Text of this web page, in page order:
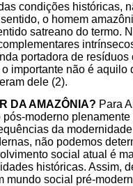
condições históricas,
o homem
satreano do termo.
portadora de resíduos
importante não é aquilo
dele (2).
DA AMAZÔNIA? Para
moderno
da
não podemos
social atual é
históricas. Assim,
social pré-